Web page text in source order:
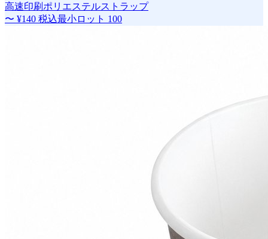
高速印刷ポリエステルストラップ
〜 ¥140 税込最小ロット 100